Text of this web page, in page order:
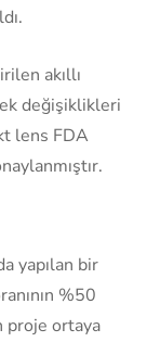
akıllı
değişiklikleri
lens FDA
yapılan bir
%50
proje ortaya